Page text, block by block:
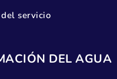
servicio
DEL AGUA